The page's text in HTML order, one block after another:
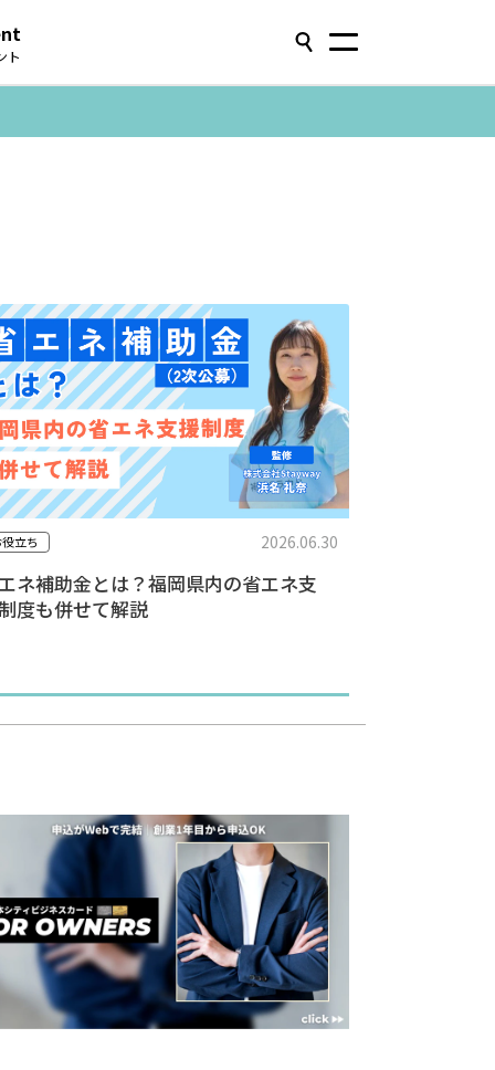
ト
立ち 2026.06.30
ネ補助金とは？福岡県内の省エネ支
度も併せて解説